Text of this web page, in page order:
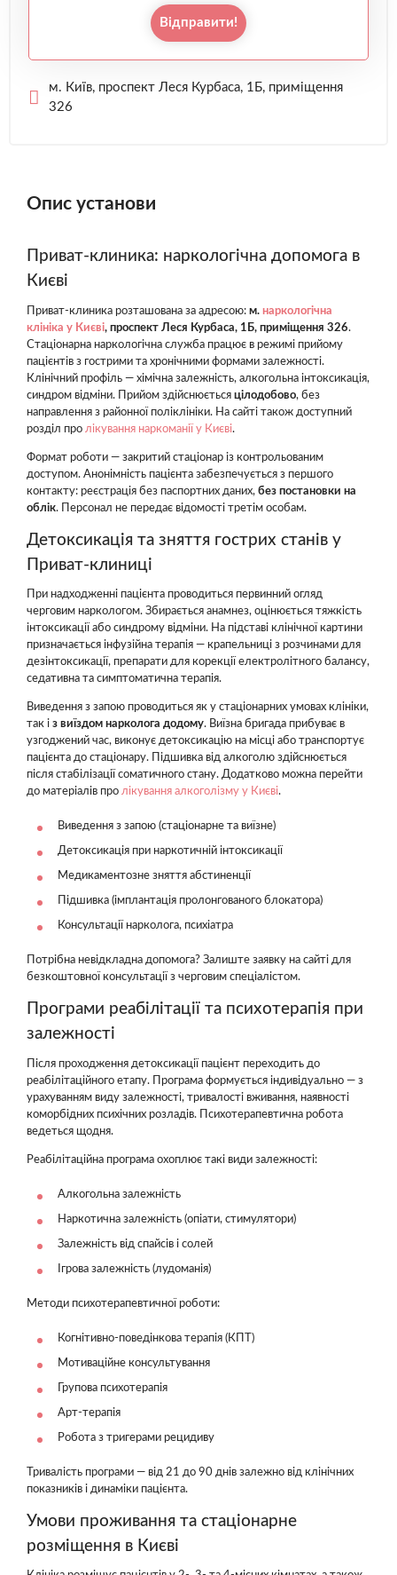
Відправити!
м. Київ, проспект Леся Курбаса, 1Б, приміщення
326
Опис установи
Приват-клиника: наркологічна допомога в
Києві
Приват-клиника розташована за адресою: м. наркологічна
клініка у Києві, проспект Леся Курбаса, 1Б, приміщення 326.
Стаціонарна наркологічна служба працює в режимі прийому
пацієнтів з гострими та хронічними формами залежності.
Клінічний профіль — хімічна залежність, алкогольна інтоксикація,
синдром відміни. Прийом здійснюється цілодобово, без
направлення з районної поліклініки. На сайті також доступний
розділ про лікування наркоманії у Києві.
Формат роботи — закритий стаціонар із контрольованим
доступом. Анонімність пацієнта забезпечується з першого
контакту: реєстрація без паспортних даних, без постановки на
облік. Персонал не передає відомості третім особам.
Детоксикація та зняття гострих станів у
Приват-клиниці
При надходженні пацієнта проводиться первинний огляд
черговим наркологом. Збирається анамнез, оцінюється тяжкість
інтоксикації або синдрому відміни. На підставі клінічної картини
призначається інфузійна терапія — крапельниці з розчинами для
дезінтоксикації, препарати для корекції електролітного балансу,
седативна та симптоматична терапія.
Виведення з запою проводиться як у стаціонарних умовах клініки,
так і з виїздом нарколога додому. Виїзна бригада прибуває в
узгоджений час, виконує детоксикацію на місці або транспортує
пацієнта до стаціонару. Підшивка від алкоголю здійснюється
після стабілізації соматичного стану. Додатково можна перейти
до матеріалів про лікування алкоголізму у Києві.
Виведення з запою (стаціонарне та виїзне)
Детоксикація при наркотичній інтоксикації
Медикаментозне зняття абстиненції
Підшивка (імплантація пролонгованого блокатора)
Консультації нарколога, психіатра
Потрібна невідкладна допомога? Залиште заявку на сайті для
безкоштовної консультації з черговим спеціалістом.
Програми реабілітації та психотерапія при
залежності
Після проходження детоксикації пацієнт переходить до
реабілітаційного етапу. Програма формується індивідуально — з
урахуванням виду залежності, тривалості вживання, наявності
коморбідних психічних розладів. Психотерапевтична робота
ведеться щодня.
Реабілітаційна програма охоплює такі види залежності:
Алкогольна залежність
Наркотична залежність (опіати, стимулятори)
Залежність від спайсів і солей
Ігрова залежність (лудоманія)
Методи психотерапевтичної роботи:
Когнітивно-поведінкова терапія (КПТ)
Мотиваційне консультування
Групова психотерапія
Арт-терапія
Робота з тригерами рецидиву
Тривалість програми — від 21 до 90 днів залежно від клінічних
показників і динаміки пацієнта.
Умови проживання та стаціонарне
розміщення в Києві